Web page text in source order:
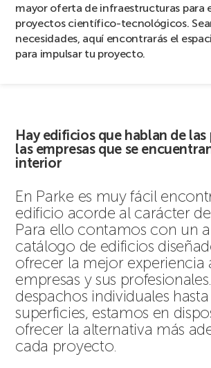
mayor oferta de infraestructuras para
proyectos científico-tecnológicos.
necesidades, aquí encontrarás el
para impulsar tu proyecto.
Hay edificios que hablan de las
las empresas que se
interior
En Parke es muy fácil
edificio acorde al carácter
Para ello contamos con un
catálogo de edificios
ofrecer la mejor experiencia
empresas y sus
despachos individuales
superficies, estamos en
ofrecer la alternativa más
cada proyecto.